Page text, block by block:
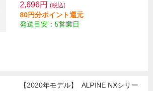
2,696円 (税込)
80円分ポイント還元
発送目安：5営業日
【2020年モデル】
ALPINE NXシリー